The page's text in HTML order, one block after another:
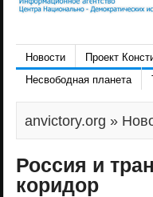
Новости Проект
Несвободная планета
anvictory.org »
Россия и
коридор